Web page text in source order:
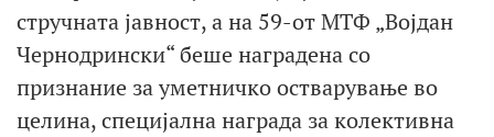
стручната јавност, а на 59-от МТФ „Војдан
Чернодрински“ беше наградена со
признание за уметничко остварување во
целина, специјална награда за колективна